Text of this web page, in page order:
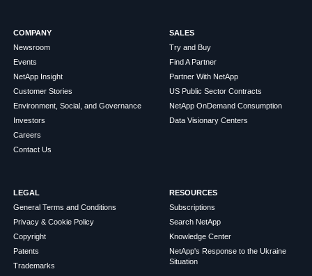
COMPANY
Newsroom
Events
NetApp Insight
Customer Stories
Environment, Social, and Governance
Investors
Careers
Contact Us
SALES
Try and Buy
Find A Partner
Partner With NetApp
US Public Sector Contracts
NetApp OnDemand Consumption
Data Visionary Centers
LEGAL
General Terms and Conditions
Privacy & Cookie Policy
Copyright
Patents
Trademarks
RESOURCES
Subscriptions
Search NetApp
Knowledge Center
NetApp's Response to the Ukraine
Situation